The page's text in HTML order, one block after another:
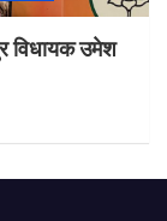
विधायक उमेश